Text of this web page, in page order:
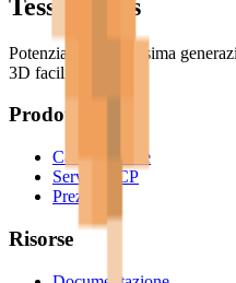
Tessel Units
Potenziando la prossima
3D facili da usare.
Prodotto
Caratteristiche
Server MCP
Prezzi
Risorse